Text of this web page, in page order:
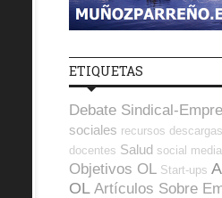
ETIQUETAS
Debate Sindical-
sociales recursos descargas
docentes Salud social media
Objetivos OL Start-ups
OL Artículos Sobre